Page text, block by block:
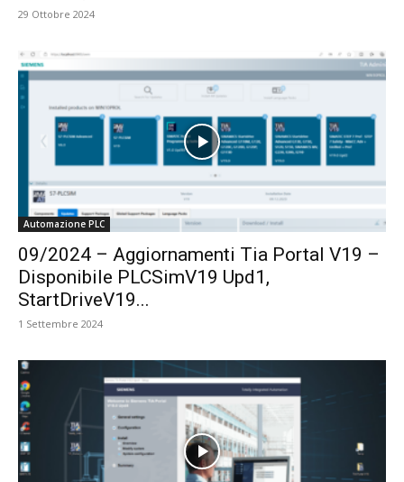
29 Ottobre 2024
Automazione PLC
09/2024 – Aggiornamenti Tia Portal V19 –
Disponibile PLCSimV19 Upd1,
StartDriveV19...
1 Settembre 2024